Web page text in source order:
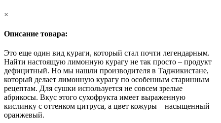
×
Описание товара:
Это еще один вид кураги, который стал почти легендарным.
Найти настоящую лимонную курагу не так просто – продукт
дефицитный. Но мы нашли производителя в Таджикистане,
который делает лимонную курагу по особенным старинным
рецептам. Для сушки используется не совсем зрелые
абрикосы. Вкус этого сухофрукта имеет выраженную
кислинку с оттенком цитруса, а цвет кожуры – насыщенный
оранжевый.